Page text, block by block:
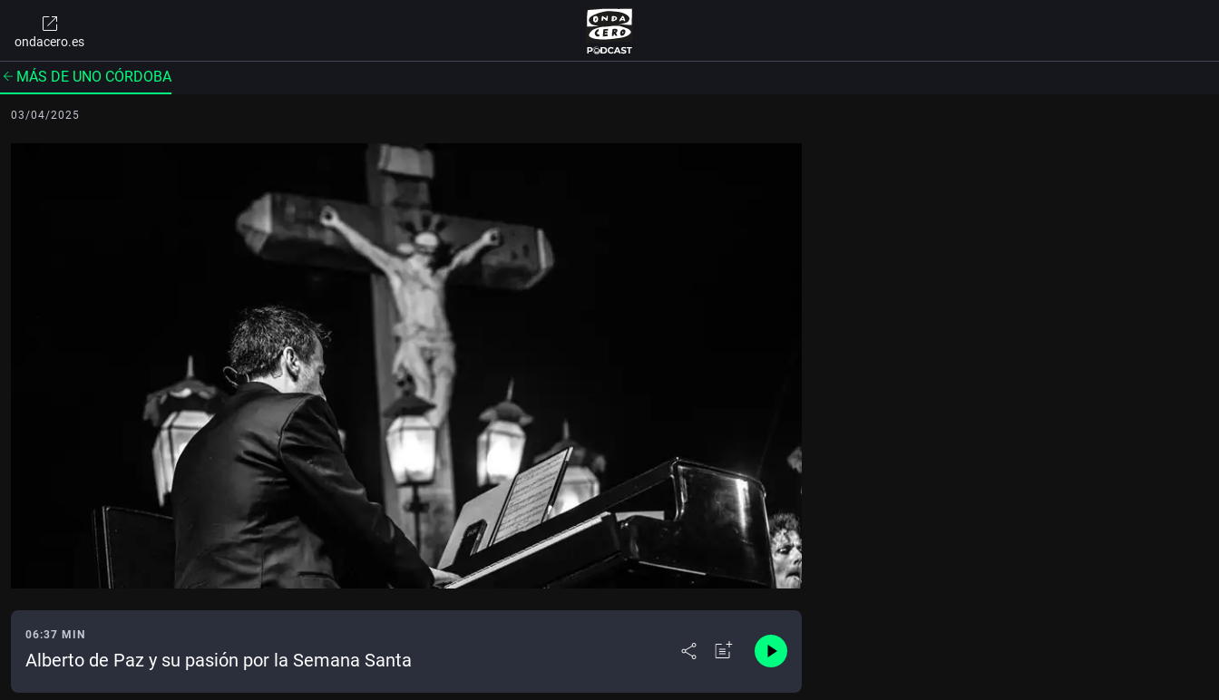
ondacero.es
MÁS DE UNO CÓRDOBA
03/04/2025
06:37 MIN
Alberto de Paz y su pasión por la Semana Santa